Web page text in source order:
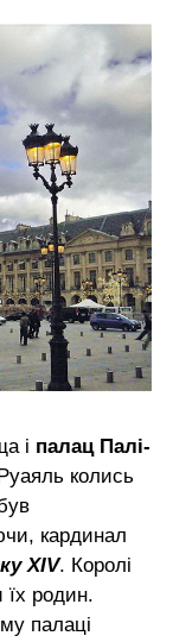
і палац Палі-
колись
кардинал
XIV. Королі
їх родин.
палаці